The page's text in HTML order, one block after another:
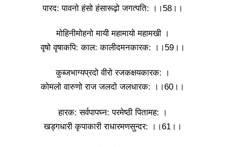
पारद: पावनो हंसो हंसारूढ़ो जगत्पति: ।।58।।
मोहिनीमोहनो मायी महामायो महामखी ।
वृषो वृषाकपि: काल: कालीदमनकारक: ।।59।।
कुब्जभाग्यप्रदो वीरो रजकक्षयकारक: ।
कोमलो वारुणो राज जलदो जलधारक: ।।60।।
हारक: सर्वपापघ्न: परमेष्ठी पितामह: ।
खड्गधारी कृपाकारी राधारमणसुन्दर: ।।61।।